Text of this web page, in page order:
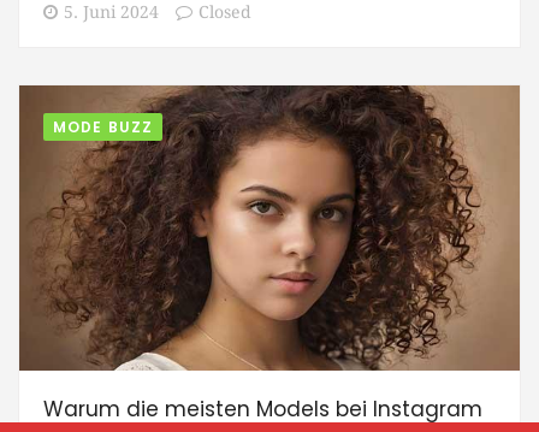
5. Juni 2024 Closed
MODE BUZZ
Warum die meisten Models bei Instagram